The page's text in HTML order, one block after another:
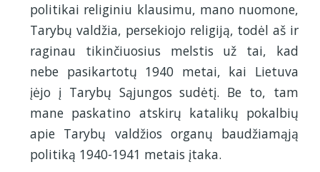
politikai religiniu klausimu, mano nuomone,
Tarybų valdžia, persekiojo religiją, todėl aš ir
raginau tikinčiuosius melstis už tai, kad
nebe pasikartotų 1940 metai, kai Lietuva
įėjo į Tarybų Sąjungos sudėtį. Be to, tam
mane paskatino atskirų katalikų pokalbių
apie Tarybų valdžios organų baudžiamąją
politiką 1940-1941 metais įtaka.